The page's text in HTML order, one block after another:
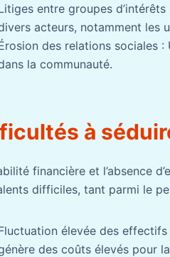
entre groupes
acteurs, notamment les
des relations sociales
la communauté.
à
financière et l’absence
difficiles, tant parmi le
élevée des
des coûts élevés pour